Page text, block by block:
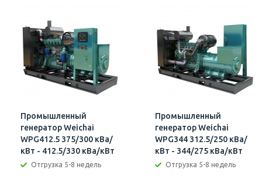
Промышленный
генератор Weichai
WPG412.5 375/300 кВа/
кВт - 412.5/330 кВа/кВт
Отгрузка 5-8 недель
Промышленный
генератор Weichai
WPG344 312.5/250 кВа/
кВт - 344/275 кВа/кВт
Отгрузка 5-8 недель